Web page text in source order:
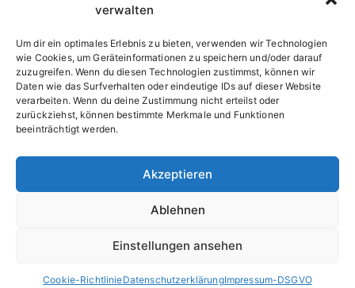
verwalten
Um dir ein optimales Erlebnis zu bieten, verwenden wir Technologien
wie Cookies, um Geräteinformationen zu speichern und/oder darauf
zuzugreifen. Wenn du diesen Technologien zustimmst, können wir
Daten wie das Surfverhalten oder eindeutige IDs auf dieser Website
verarbeiten. Wenn du deine Zustimmung nicht erteilst oder
zurückziehst, können bestimmte Merkmale und Funktionen
beeinträchtigt werden.
Akzeptieren
Ablehnen
Einstellungen ansehen
Cookie-RichtlinieDatenschutzerklärungImpressum-DSGVO
1 2 3 4 5 6 7 →
Copyright © 2026Sparfuchs – Kassel. |Cookie-
| Powered byZakra